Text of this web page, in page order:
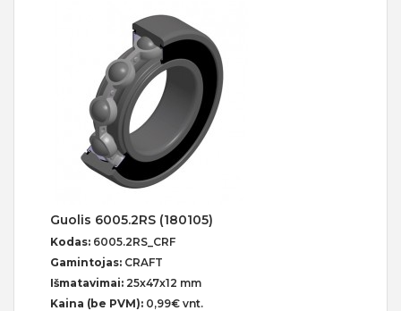
Guolis 6005.2RS (180105)
Kodas: 6005.2RS_CRF
Gamintojas: CRAFT
Išmatavimai: 25x47x12 mm
Kaina (be PVM): 0,99€ vnt.